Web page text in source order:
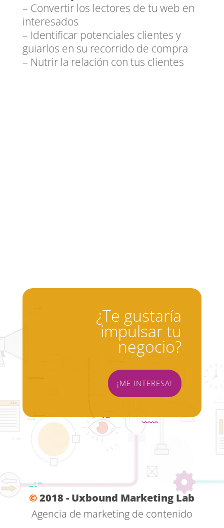
– Convertir los lectores de tu web en
interesados
– Identificar potenciales clientes y
guiarlos en su recorrido de compra
– Nutrir la relación con tus clientes
¿Te gustaría
impulsar tu
negocio?
¡ME INTERESA!
©2018 - Uxbound Marketing Lab
Agencia de marketing de contenido